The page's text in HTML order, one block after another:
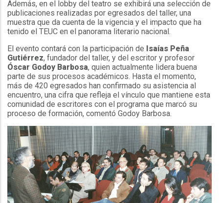
Además, en el lobby del teatro se exhibirá una selección de
publicaciones realizadas por egresados del taller, una
muestra que da cuenta de la vigencia y el impacto que ha
tenido el TEUC en el panorama literario nacional.
El evento contará con la participación de Isaías Peña
Gutiérrez, fundador del taller, y del escritor y profesor
Óscar Godoy Barbosa, quien actualmente lidera buena
parte de sus procesos académicos. Hasta el momento,
más de 420 egresados han confirmado su asistencia al
encuentro, una cifra que refleja el vínculo que mantiene esta
comunidad de escritores con el programa que marcó su
proceso de formación, comentó Godoy Barbosa.